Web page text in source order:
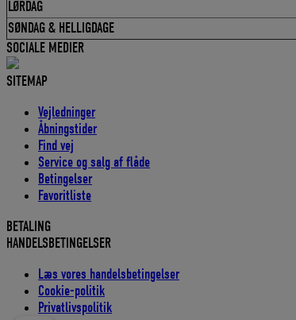
LØRDAG
SØNDAG & HELLIGDAGE
SOCIALE MEDIER
SITEMAP
Vejledninger
Åbningstider
Find vej
Service og salg af flåde
Betingelser
Favoritliste
BETALING
HANDELSBETINGELSER
Læs vores handelsbetingelser
Cookie-politik
Privatlivspolitik